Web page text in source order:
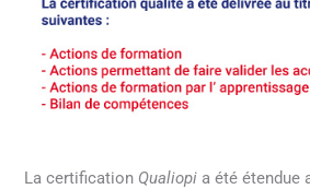
La certification Qualiopi a été étendue